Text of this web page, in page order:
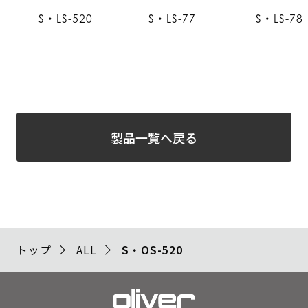
S・LS-520 S・LS-77 S・LS-78
製品一覧へ戻る
トップ ALL S・OS-520